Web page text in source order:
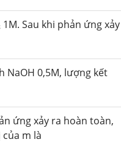
1M. Sau khi phản ứng xảy
NaOH 0,5M, lượng kết
ứng xảy ra hoàn toàn,
m là